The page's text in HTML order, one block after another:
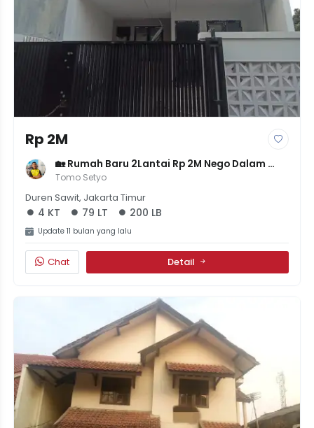
Rp 2M
🏡 Rumah Baru 2Lantai Rp 2M Nego Dalam
Komplek Di Pondok Bambu Jakarta Timur
Tomo Setyo
Duren Sawit, Jakarta Timur
4 KT 79 LT 200 LB
Update 11 bulan yang lalu
Chat Detail